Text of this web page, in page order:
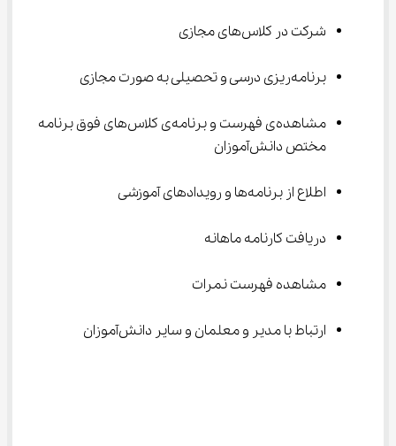
شرکت در کلاس‌های مجازی
برنامه‌ریزی درسی و تحصیلی به صورت مجازی
مشاهده‌ی فهرست و برنامه‌ی کلاس‌های فوق برنامه
مختص دانش‌آموزان
اطلاع از برنامه‌ها و رویدادهای آموزشی
دریافت کارنامه ماهانه
مشاهده فهرست نمرات
ارتباط با مدیر و معلمان و سایر دانش‌آموزان